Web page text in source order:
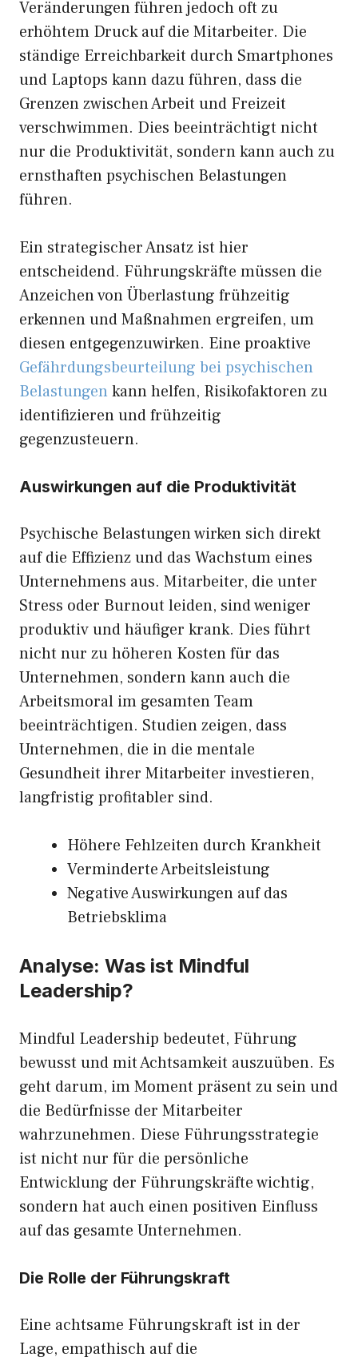
Veränderungen führen jedoch oft zu
erhöhtem Druck auf die Mitarbeiter. Die
ständige Erreichbarkeit durch Smartphones
und Laptops kann dazu führen, dass die
Grenzen zwischen Arbeit und Freizeit
verschwimmen. Dies beeinträchtigt nicht
nur die Produktivität, sondern kann auch zu
ernsthaften psychischen Belastungen
führen.
Ein strategischer Ansatz ist hier
entscheidend. Führungskräfte müssen die
Anzeichen von Überlastung frühzeitig
erkennen und Maßnahmen ergreifen, um
diesen entgegenzuwirken. Eine proaktive
Gefährdungsbeurteilung bei psychischen
Belastungenkann helfen, Risikofaktoren zu
identifizieren und frühzeitig
gegenzusteuern.
Auswirkungen auf die Produktivität
Psychische Belastungen wirken sich direkt
auf die Effizienz und das Wachstum eines
Unternehmens aus. Mitarbeiter, die unter
Stress oder Burnout leiden, sind weniger
produktiv und häufiger krank. Dies führt
nicht nur zu höheren Kosten für das
Unternehmen, sondern kann auch die
Arbeitsmoral im gesamten Team
beeinträchtigen. Studien zeigen, dass
Unternehmen, die in die mentale
Gesundheit ihrer Mitarbeiter investieren,
langfristig profitabler sind.
Höhere Fehlzeiten durch Krankheit
Verminderte Arbeitsleistung
Negative Auswirkungen auf das
Betriebsklima
Analyse: Was ist Mindful
Leadership?
Mindful Leadership bedeutet, Führung
bewusst und mit Achtsamkeit auszuüben. Es
geht darum, im Moment präsent zu sein und
die Bedürfnisse der Mitarbeiter
wahrzunehmen. Diese Führungsstrategie
ist nicht nur für die persönliche
Entwicklung der Führungskräfte wichtig,
sondern hat auch einen positiven Einfluss
auf das gesamte Unternehmen.
Die Rolle der Führungskraft
Eine achtsame Führungskraft ist in der
Lage, empathisch auf die